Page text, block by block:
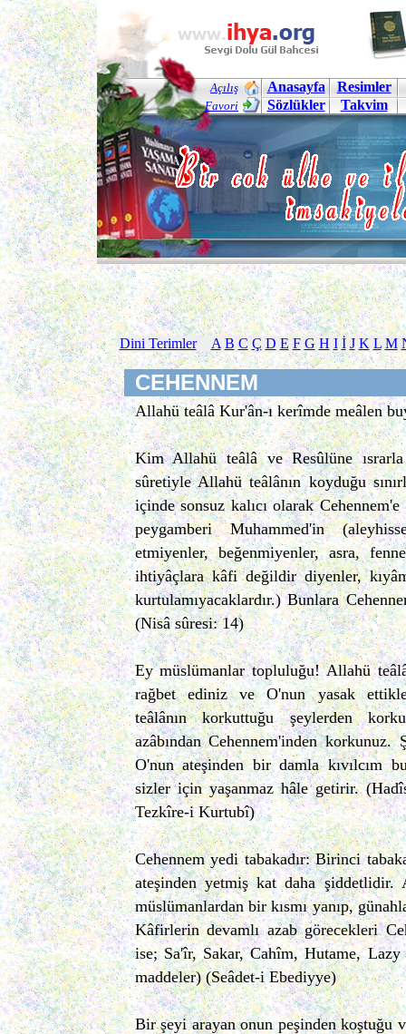
Açılış
Favori
Anasayfa
Resimler
Sözlükler
Takvim
Dini Terimler A B C Ç D E F G H I İ J K L M
CEHENNEM
Allahü teâlâ Kur'ân-ı kerîmde meâlen
Kim Allahü teâlâ ve Resûlüne
sûretiyle Allahü teâlânın koyduğu
içinde sonsuz kalıcı olarak
peygamberi Muhammed'in
etmiyenler, beğenmiyenler, asra,
ihtiyâçlara kâfi değildir diyenler,
kurtulamıyacaklardır.) Bunlara
(Nisâ sûresi: 14)
Ey müslümanlar topluluğu! Allahü
rağbet ediniz ve O'nun yasak
teâlânın korkuttuğu şeylerden
azâbından Cehennem'inden korkunuz.
O'nun ateşinden bir damla kıvılcım
sizler için yaşanmaz hâle getirir.
Tezkîre-i Kurtubî)
Cehennem yedi tabakadır: Birinci
ateşinden yetmiş kat daha şiddetlidir.
müslümanlardan bir kısmı yanıp,
Kâfirlerin devamlı azab görecekleri
ise; Sa'îr, Sakar, Cahîm, Hutame,
maddeler) (Seâdet-i Ebediyye)
Bir şeyi arayan onun peşinden koştuğu